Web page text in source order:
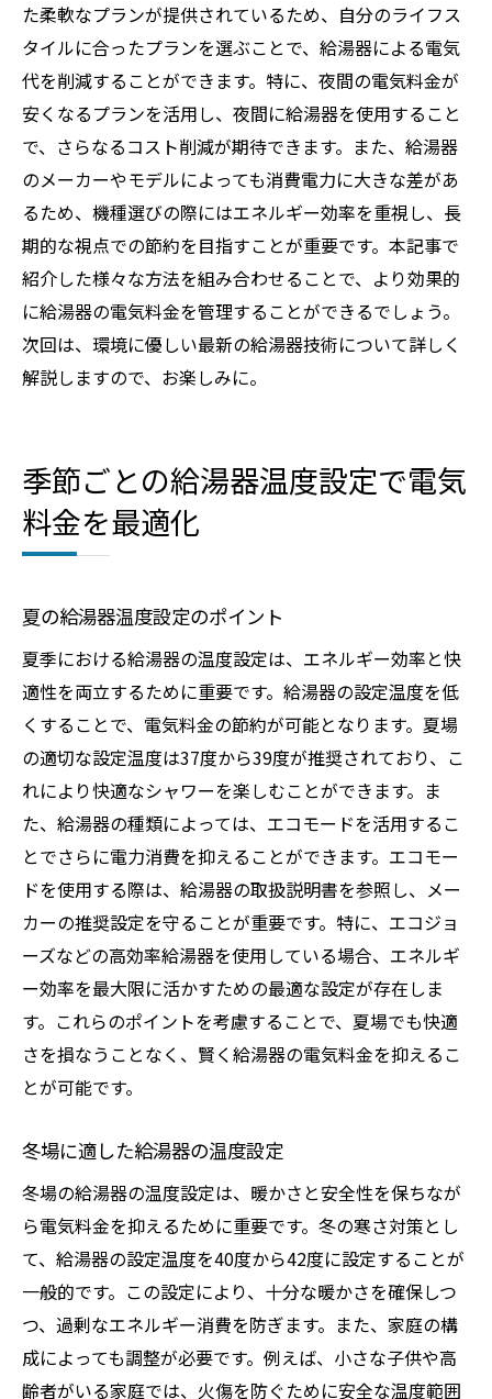
た柔軟なプランが提供されているため、自分のライフス
タイルに合ったプランを選ぶことで、給湯器による電気
代を削減することができます。特に、夜間の電気料金が
安くなるプランを活用し、夜間に給湯器を使用すること
で、さらなるコスト削減が期待できます。また、給湯器
のメーカーやモデルによっても消費電力に大きな差があ
るため、機種選びの際にはエネルギー効率を重視し、長
期的な視点での節約を目指すことが重要です。本記事で
紹介した様々な方法を組み合わせることで、より効果的
に給湯器の電気料金を管理することができるでしょう。
次回は、環境に優しい最新の給湯器技術について詳しく
解説しますので、お楽しみに。
季節ごとの給湯器温度設定で電気
料金を最適化
夏の給湯器温度設定のポイント
夏季における給湯器の温度設定は、エネルギー効率と快
適性を両立するために重要です。給湯器の設定温度を低
くすることで、電気料金の節約が可能となります。夏場
の適切な設定温度は37度から39度が推奨されており、こ
れにより快適なシャワーを楽しむことができます。ま
た、給湯器の種類によっては、エコモードを活用するこ
とでさらに電力消費を抑えることができます。エコモー
ドを使用する際は、給湯器の取扱説明書を参照し、メー
カーの推奨設定を守ることが重要です。特に、エコジョ
ーズなどの高効率給湯器を使用している場合、エネルギ
ー効率を最大限に活かすための最適な設定が存在しま
す。これらのポイントを考慮することで、夏場でも快適
さを損なうことなく、賢く給湯器の電気料金を抑えるこ
とが可能です。
冬場に適した給湯器の温度設定
冬場の給湯器の温度設定は、暖かさと安全性を保ちなが
ら電気料金を抑えるために重要です。冬の寒さ対策とし
て、給湯器の設定温度を40度から42度に設定することが
一般的です。この設定により、十分な暖かさを確保しつ
つ、過剰なエネルギー消費を防ぎます。また、家庭の構
成によっても調整が必要です。例えば、小さな子供や高
齢者がいる家庭では、火傷を防ぐために安全な温度範囲